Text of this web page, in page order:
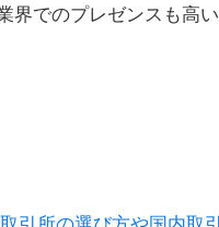
でのプレゼンスも高い